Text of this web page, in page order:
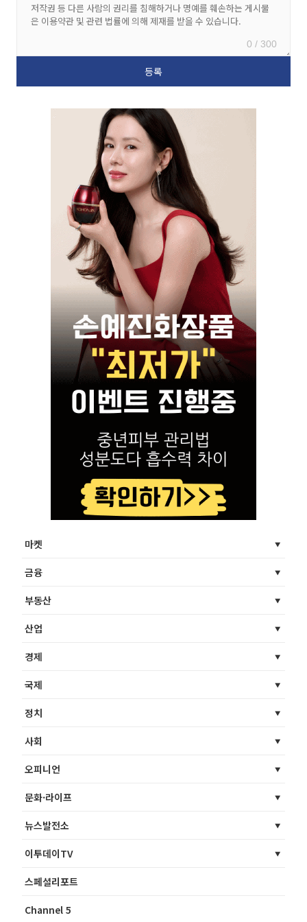
0 / 300
마켓
금융
부동산
산업
경제
국제
정치
사회
오피니언
문화·라이프
뉴스발전소
이투데이TV
스페셜리포트
Channel 5